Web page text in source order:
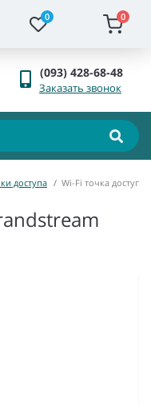
0 0
(093) 428-68-48
Заказать звонок
доступа Wi-Fi точка доступа